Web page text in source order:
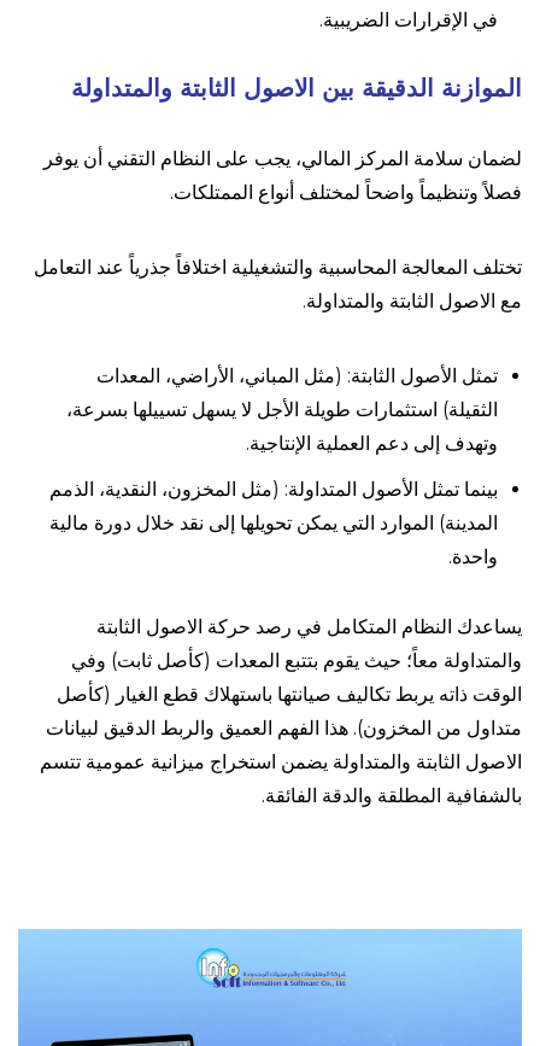
في الإقرارات الضريبية.
الموازنة الدقيقة بين الاصول الثابتة والمتداولة
لضمان سلامة المركز المالي، يجب على النظام التقني أن يوفر
فصلاً وتنظيماً واضحاً لمختلف أنواع الممتلكات.
تختلف المعالجة المحاسبية والتشغيلية اختلافاً جذرياً عند التعامل
مع الاصول الثابتة والمتداولة.
تمثل الأصول الثابتة: (مثل المباني، الأراضي، المعدات
الثقيلة) استثمارات طويلة الأجل لا يسهل تسييلها بسرعة،
وتهدف إلى دعم العملية الإنتاجية.
بينما تمثل الأصول المتداولة: (مثل المخزون، النقدية، الذمم
المدينة) الموارد التي يمكن تحويلها إلى نقد خلال دورة مالية
واحدة.
يساعدك النظام المتكامل في رصد حركة الاصول الثابتة
والمتداولة معاً؛ حيث يقوم بتتبع المعدات (كأصل ثابت) وفي
الوقت ذاته يربط تكاليف صيانتها باستهلاك قطع الغيار (كأصل
متداول من المخزون). هذا الفهم العميق والربط الدقيق لبيانات
الاصول الثابتة والمتداولة يضمن استخراج ميزانية عمومية تتسم
بالشفافية المطلقة والدقة الفائقة.